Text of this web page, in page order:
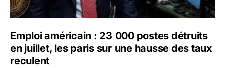
Emploi américain : 23 000 postes détruits
en juillet, les paris sur une hausse des taux
reculent